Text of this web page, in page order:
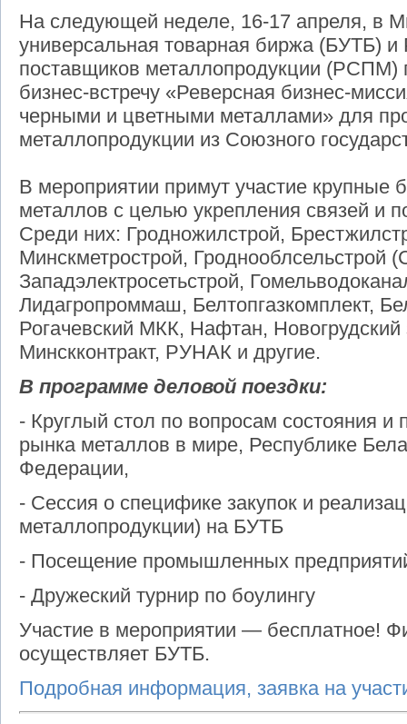
На следующей неделе, 16-17 апреля, в
универсальная товарная биржа (БУТБ) и
поставщиков металлопродукции (РСПМ)
бизнес-встречу «Реверсная бизнес-
черными и цветными металлами» для
металлопродукции из Союзного
В мероприятии примут участие крупные
металлов с целью укрепления связей и
Среди них: Гродножилстрой,
Минскметрострой, Гроднооблсельстрой
Западэлектросетьстрой,
Лидагропроммаш, Белтопгазкомплект,
Рогачевский МКК, Нафтан, Новогрудский
Минскконтракт, РУНАК и другие.
В программе деловой поездки:
- Круглый стол по вопросам состояния и
рынка металлов в мире, Республике
Федерации,
- Сессия о специфике закупок и
металлопродукции) на БУТБ
- Посещение промышленных
- Дружеский турнир по боулингу
Участие в мероприятии — бесплатное!
осуществляет БУТБ.
Подробная информация, заявка на